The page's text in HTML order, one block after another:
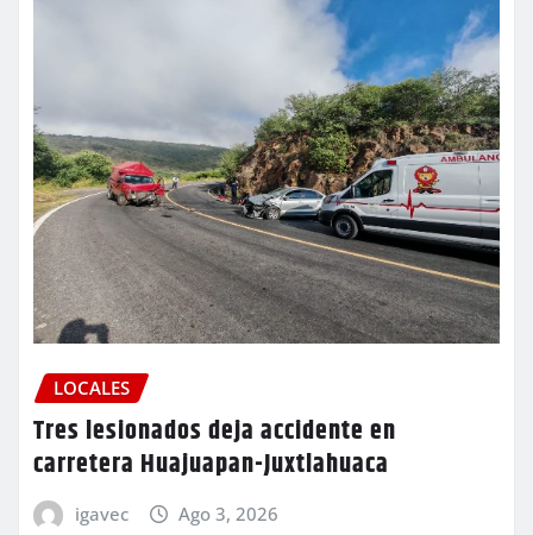
LOCALES
Tres lesionados deja accidente en
carretera Huajuapan-Juxtlahuaca
igavec Ago 3, 2026